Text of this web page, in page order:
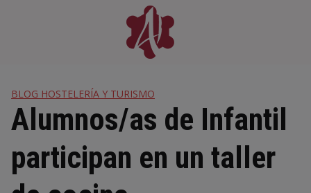
BLOG HOSTELERÍA Y TURISMO
Alumnos/as de Infantil
participan en un taller